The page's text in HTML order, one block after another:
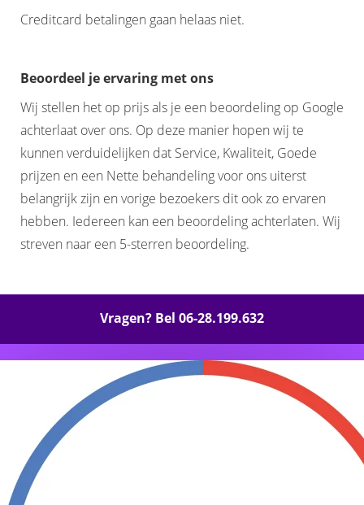
Creditcard betalingen gaan helaas niet.
Beoordeel je ervaring met ons
Wij stellen het op prijs als je een beoordeling op Google
achterlaat over ons. Op deze manier hopen wij te
kunnen verduidelijken dat Service, Kwaliteit, Goede
prijzen en een Nette behandeling voor ons uiterst
belangrijk zijn en vorige bezoekers dit ook zo ervaren
hebben. Iedereen kan een beoordeling achterlaten. Wij
streven naar een 5-sterren beoordeling.
Vragen? Bel 06-28.199.632